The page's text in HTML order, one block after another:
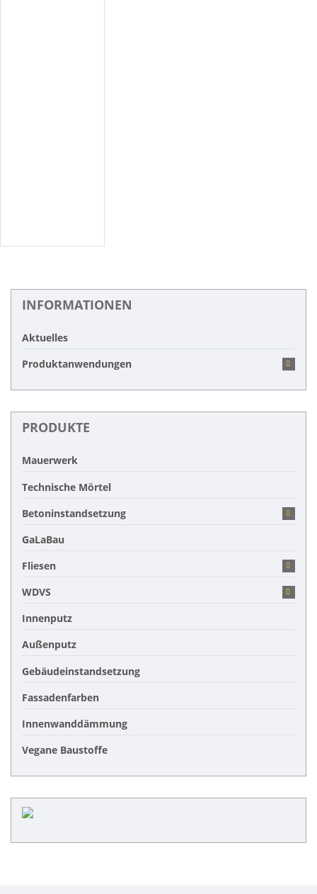
INFORMATIONEN
Aktuelles
Produktanwendungen
PRODUKTE
Mauerwerk
Technische Mörtel
Betoninstandsetzung
GaLaBau
Fliesen
WDVS
Innenputz
Außenputz
Gebäudeinstandsetzung
Fassadenfarben
Innenwanddämmung
Vegane Baustoffe